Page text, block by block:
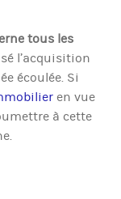
tous les
l’acquisition
écoulée. Si
en vue
à cette